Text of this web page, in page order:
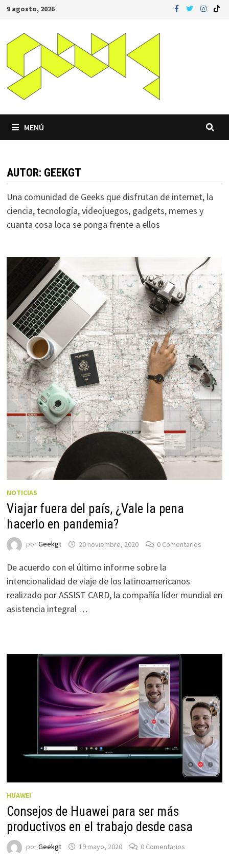
Saltar
contenido
9 agosto, 2026
MENÚ
AUTOR: GEEKGT
Una comunidad de Geeks que disfrutan de internet, la
ciencia, tecnología, videojuegos, gadgets, memes y
cuanta cosa loca se ponga frente a ellos
NOTICIAS
Viajar fuera del país, ¿Vale la pena
hacerlo en pandemia?
porGeekgt 20 noviembre, 2020 0 Comentarios
De acuerdo con el último informe sobre la
intencionalidad de viaje de los latinoamericanos
realizado por ASSIST CARD, la compañía líder mundial en
asistencia integral …
HUAWEI
Consejos de Huawei para ser más
productivos en el trabajo desde casa
porGeekgt 19 mayo, 2020 0 Comentarios